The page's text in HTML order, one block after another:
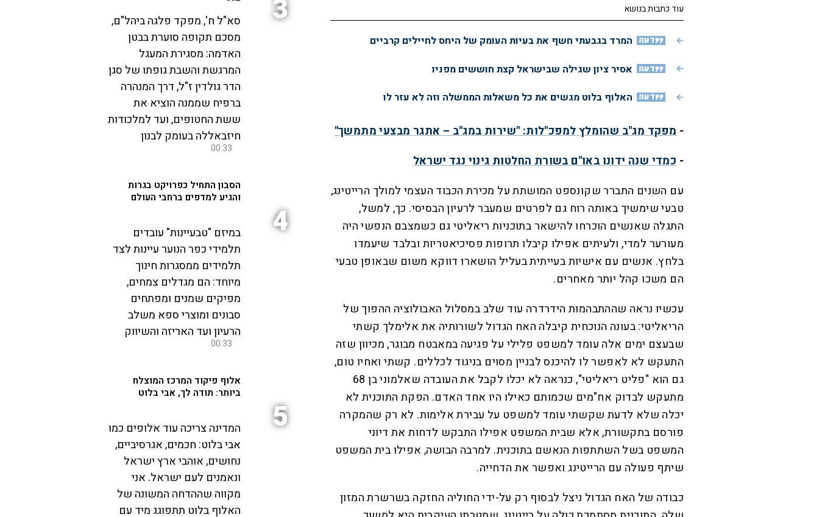
עוד כתבות בנושא
דעה המרד בגבעתי חשף את בעיות העומק של היחס לחיילים קרביים
דעה אסיר ציון שגילה שבישראל קצת חוששים מפניו
דעה האלוף בלוט מגשים את כל משאלות הממשלה וזה לא עזר לו
- מפקד מג"ב שהומלץ למפכ"לות: "שירות במג"ב – אתגר מבצעי מתמשך"
- כמדי שנה ידונו באו"ם בשורת החלטות גינוי נגד ישראל
עם השנים התברר שקונספט המושתת על מכירת הכבוד העצמי למולך הרייטינג,
טבעי שימשיך באותה רוח גם לפרטים שמעבר לרעיון הבסיסי. כך, למשל,
התגלה שאנשים הוכרחו להישאר בתוכניות ריאליטי גם כשמצבם הנפשי היה
מעורער למדי, ולעיתים אפילו קיבלו תרופות פסיכיאטריות ובלבד שיעמדו
בלחץ. אנשים עם אישיות בעייתית בעליל הושארו דווקא משום שבאופן טבעי
הם משכו קהל יותר מאחרים.
עכשיו נראה שההתבהמות הידרדרה עוד שלב במסלול האבולוציה ההפוך של
הריאליטי: בעונה הנוכחית קיבלה האח הגדול לשורותיה את אלימלך קשתי
שבעצם ימים אלה עומד למשפט פלילי על פגיעה במאבטח מבוגר, מכיוון שזה
התעקש לא לאפשר לו להיכנס לבניין מסוים בניגוד לכללים. קשתי ואחיו טום,
גם הוא "פליט ריאליטי", כנראה לא יכלו לקבל את העובדה שאלמוני בן 68
מתעקש לבדוק אח"מים שכמותם כאילו היו אחד האדם. הפקת התוכנית לא
יכלה שלא לדעת שקשתי עומד למשפט על עבירת אלימות. לא רק שהמקרה
פורסם בתקשורת, אלא שבית המשפט אפילו התבקש לדחות את דיוני
המשפט בשל השתתפות הנאשם בתוכנית. למרבה הבושה, אפילו בית המשפט
שיתף פעולה עם הרייטינג ואפשר את הדחייה.
כבודה של האח הגדול ניצל לבסוף רק על-ידי החוליה החזקה בשרשרת המזון
3
סא"ל ח', מפקד פלגה ביהל"ם,
מסכם תקופה סוערת בבטן
האדמה: מסגירת המעגל
המרגשת והשבת גופתו של סגן
הדר גולדין ז"ל, דרך המנהרה
ברפיח שממנה הוציא את
ששת החטופים, ועד למלכודות
חיזבאללה בעומק לבנון
00:33
4
הסבון התחיל כפרויקט בגרות
והגיע למדפים ברחבי העולם
במיזם "טבעיינות" עובדים
תלמידי כפר הנוער עיינות לצד
תלמידים ממסגרות חינוך
מיוחד: הם מגדלים צמחים,
מפיקים שמנים ומפתחים
סבונים ומוצרי ספא משלב
הרעיון ועד האריזה והשיווק
00:33
5
אלוף פיקוד המרכז המוצלח
ביותר: תודה לך, אבי בלוט
המדינה צריכה עוד אלופים כמו
אבי בלוט: חכמים, אגרסיביים,
נחושים, אוהבי ארץ ישראל
ונאמנים לעם ישראל. אני
מקווה שההדחה המשונה של
האלוף בלוט תתפוגג מיד עם